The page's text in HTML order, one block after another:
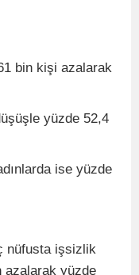
bin kişi azalarak
yüzde 52,4
ise yüzde
nüfusta işsizlik
azalarak yüzde